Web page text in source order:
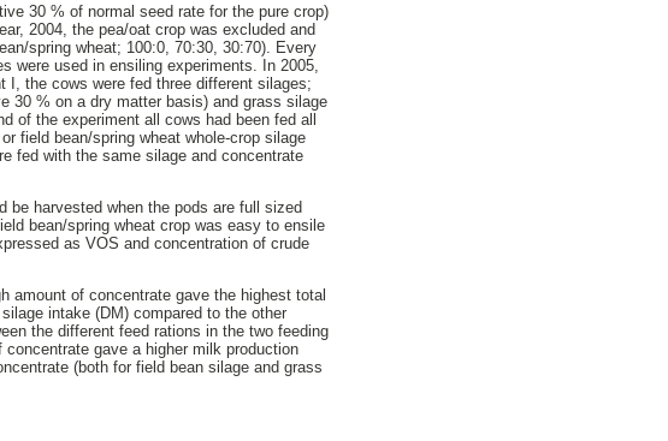
30 % of normal seed rate for the pure crop)
2004, the pea/oat crop was excluded and
spring wheat; 100:0, 70:30, 30:70). Every
were used in ensiling experiments. In 2005,
I, the cows were fed three different silages;
30 % on a dry matter basis) and grass silage
of the experiment all cows had been fed all
field bean/spring wheat whole-crop silage
fed with the same silage and concentrate
be harvested when the pods are full sized
bean/spring wheat crop was easy to ensile
as VOS and concentration of crude
amount of concentrate gave the highest total
intake (DM) compared to the other
the different feed rations in the two feeding
gave a higher milk production
(both for field bean silage and grass